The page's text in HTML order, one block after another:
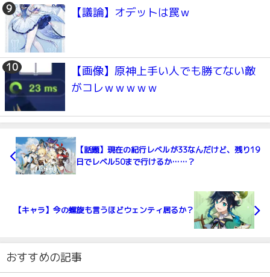
【議論】オデットは罠ｗ
【画像】原神上手い人でも勝てない敵
がコレｗｗｗｗｗ
【話題】現在の紀行レベルが33なんだけど、残り19
日でレベル50まで行けるか……？
【キャラ】今の螺旋も言うほどウェンティ居るか？
おすすめの記事